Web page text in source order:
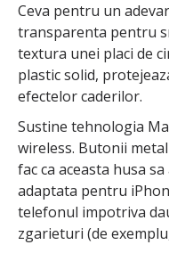
Ceva pentru un
transparenta pentru
textura unei placi de
plastic solid,
efectelor caderilor.
Sustine tehnologia
wireless. Butonii
fac ca aceasta husa
adaptata pentru
telefonul impotriva
zgarieturi (de